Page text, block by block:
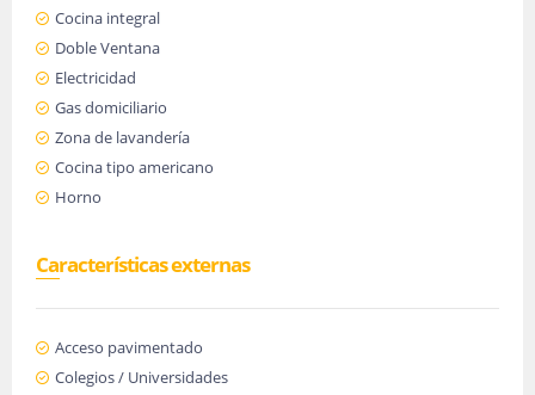
Cocina integral
Doble Ventana
Electricidad
Gas domiciliario
Zona de lavandería
Cocina tipo americano
Horno
Características externas
Acceso pavimentado
Colegios / Universidades